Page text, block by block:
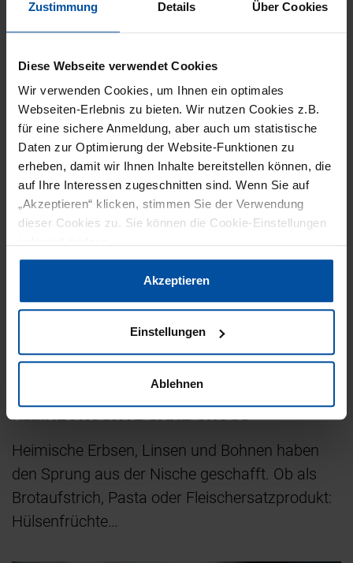
Zustimmung Details Über Cookies
Diese Webseite verwendet Cookies
Wir verwenden Cookies, um Ihnen ein optimales
Webseiten-Erlebnis zu bieten. Wir nutzen Cookies z.B.
für eine sichere Anmeldung, aber auch um statistische
Daten zur Optimierung der Website-Funktionen zu
erheben, damit wir Ihnen Inhalte bereitstellen können, die
auf Ihre Interessen zugeschnitten sind. Wenn Sie auf
„Akzeptieren“ klicken, stimmen Sie der Verwendung
dieser Cookies zu. Sie können die Cookie-Einstellungen
Datenschutzerklärung|Impressum
Akzeptieren
Einstellungen
Ablehnen
19. November 2020
Gestreckt, gepanscht, verunreinigt, falsch oder
unzureichend deklariert: Vieles, was heute im
stationären oder Online-Handel verkauft wird, ist
unterm…
FOOD DESIGN TITELSTORY
KLEINE FRÜCHTE GANZ GROSS
Heimische Erbsen, Linsen und Bohnen haben
den Sprung aus der Nische geschafft. Ob als
Brotaufstrich, Pasta oder Fleischersatzprodukt:
Hülsenfrüchte…